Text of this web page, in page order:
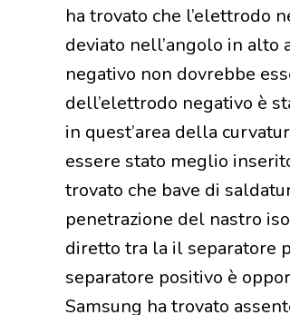
ha trovato che l’elettrodo
deviato nell’angolo in alto
negativo non dovrebbe
dell’elettrodo negativo è
in quest’area della
essere stato meglio
trovato che bave di
penetrazione del nastro
diretto tra la il separatore
separatore positivo è
Samsung ha trovato